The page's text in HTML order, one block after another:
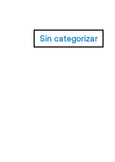
Sin categorizar